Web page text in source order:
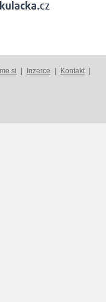
si Inzerce Kontakt